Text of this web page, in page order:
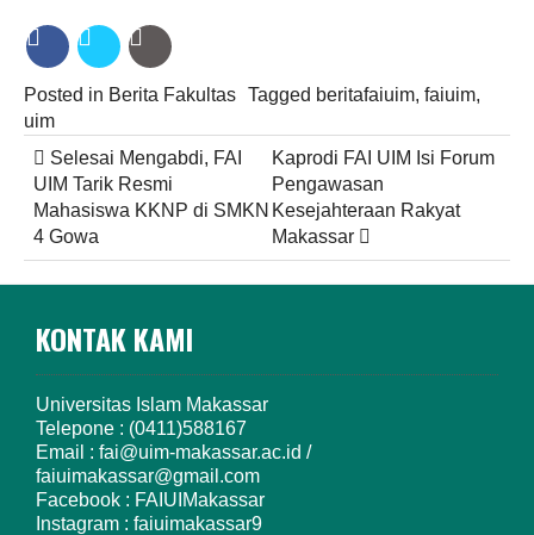
Posted in Berita Fakultas Tagged beritafaiuim, faiuim,
uim
Post
navigation
Selesai Mengabdi, FAI
UIM Tarik Resmi
Mahasiswa KKNP di SMKN
4 Gowa
Kaprodi FAI UIM Isi Forum
Pengawasan
Kesejahteraan Rakyat
Makassar
KONTAK KAMI
Universitas Islam Makassar
Telepone : (0411)588167
Email : fai@uim-makassar.ac.id /
faiuimakassar@gmail.com
Facebook : FAIUIMakassar
Instagram : faiuimakassar9